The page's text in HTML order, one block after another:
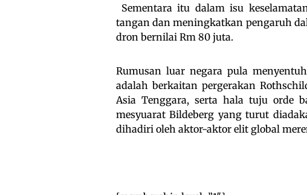
Sementara itu dalam isu
tangan dan meningkatkan pengaruh
dron bernilai Rm 80 juta.
Rumusan luar negara pula
adalah berkaitan pergerakan
Asia Tenggara, serta hala tuju orde
mesyuarat Bildeberg yang turut
dihadiri oleh aktor-aktor elit global